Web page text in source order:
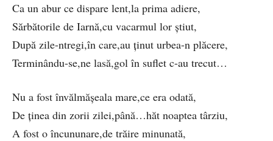
Ca un abur ce dispare lent,la prima adiere,
Sărbătorile de Iarnă,cu vacarmul lor știut,
După zile-ntregi,în care,au ținut urbea-n plăcere,
Terminându-se,ne lasă,gol în suflet c-au trecut…
Nu a fost învălmășeala mare,ce era odată,
De ținea din zorii zilei,până…hăt noaptea târziu,
A fost o încununare,de trăire minunată,